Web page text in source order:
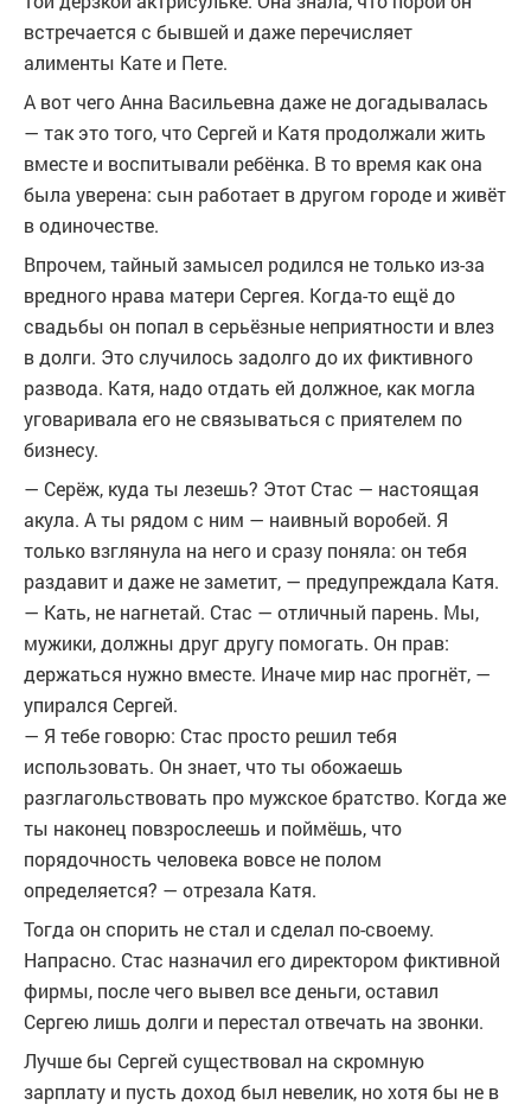
встречается с бывшей и даже перечисляет
алименты Кате и Пете.
А вот чего Анна Васильевна даже не догадывалась
— так это того, что Сергей и Катя продолжали жить
вместе и воспитывали ребёнка. В то время как она
была уверена: сын работает в другом городе и живёт
в одиночестве.
Впрочем, тайный замысел родился не только из-за
вредного нрава матери Сергея. Когда-то ещё до
свадьбы он попал в серьёзные неприятности и влез
в долги. Это случилось задолго до их фиктивного
развода. Катя, надо отдать ей должное, как могла
уговаривала его не связываться с приятелем по
бизнесу.
— Серёж, куда ты лезешь? Этот Стас — настоящая
акула. А ты рядом с ним — наивный воробей. Я
только взглянула на него и сразу поняла: он тебя
раздавит и даже не заметит, — предупреждала Катя.
— Кать, не нагнетай. Стас — отличный парень. Мы,
мужики, должны друг другу помогать. Он прав:
держаться нужно вместе. Иначе мир нас прогнёт, —
упирался Сергей.
— Я тебе говорю: Стас просто решил тебя
использовать. Он знает, что ты обожаешь
разглагольствовать про мужское братство. Когда же
ты наконец повзрослеешь и поймёшь, что
порядочность человека вовсе не полом
определяется? — отрезала Катя.
Тогда он спорить не стал и сделал по-своему.
Напрасно. Стас назначил его директором фиктивной
фирмы, после чего вывел все деньги, оставил
Сергею лишь долги и перестал отвечать на звонки.
Лучше бы Сергей существовал на скромную
зарплату и пусть доход был невелик, но хотя бы не в